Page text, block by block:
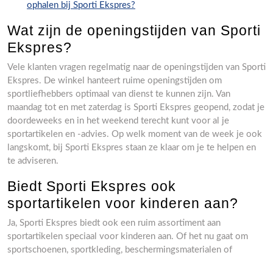
ophalen bij Sporti Ekspres?
Wat zijn de openingstijden van Sporti
Ekspres?
Vele klanten vragen regelmatig naar de openingstijden van Sporti
Ekspres. De winkel hanteert ruime openingstijden om
sportliefhebbers optimaal van dienst te kunnen zijn. Van
maandag tot en met zaterdag is Sporti Ekspres geopend, zodat je
doordeweeks en in het weekend terecht kunt voor al je
sportartikelen en -advies. Op welk moment van de week je ook
langskomt, bij Sporti Ekspres staan ze klaar om je te helpen en
te adviseren.
Biedt Sporti Ekspres ook
sportartikelen voor kinderen aan?
Ja, Sporti Ekspres biedt ook een ruim assortiment aan
sportartikelen speciaal voor kinderen aan. Of het nu gaat om
sportschoenen, sportkleding, beschermingsmaterialen of